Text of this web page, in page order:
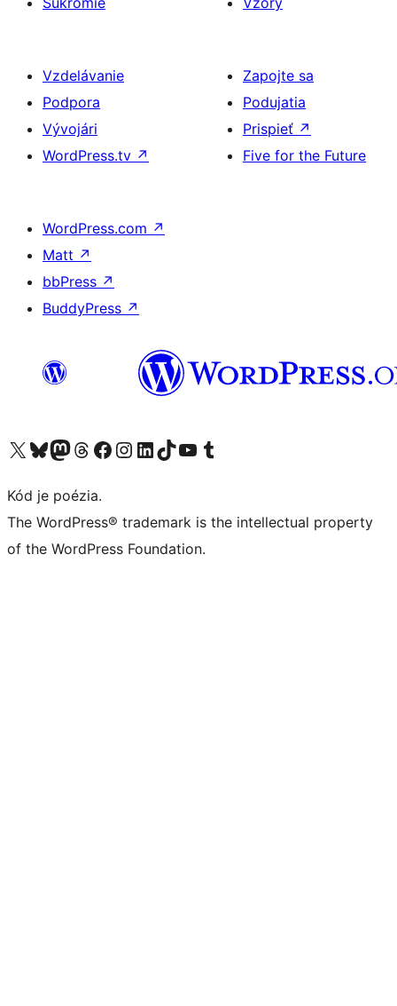
Vzdelávanie
Podpora
Vývojári
WordPress.tv ↗
Zapojte sa
Podujatia
Prispieť ↗
Five for the Future
WordPress.com ↗
Matt ↗
bbPress ↗
BuddyPress ↗
Navštívte náš účet na X (predtým Twitter)
Navštívte náš účet na platforme Bluesky
Navštívte náš účet na Mastodone
Navštívte náš účet na platforme Threads
Navštívte našu stránku na Facebooku
Navštívte náš účet Instagram
Navštívte náš účet LinkedIn
Navštívte náš účet na platforme TikTok
Navštívte náš kanál YouTube
Navštívte náš účet na platforme Tumblr
Kód je poézia.
The WordPress® trademark is the intellectual property
of the WordPress Foundation.